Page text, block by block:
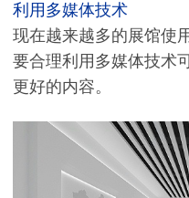
利用多媒体技术
现在越来越多的展馆使
要合理利用多媒体技术
更好的内容。